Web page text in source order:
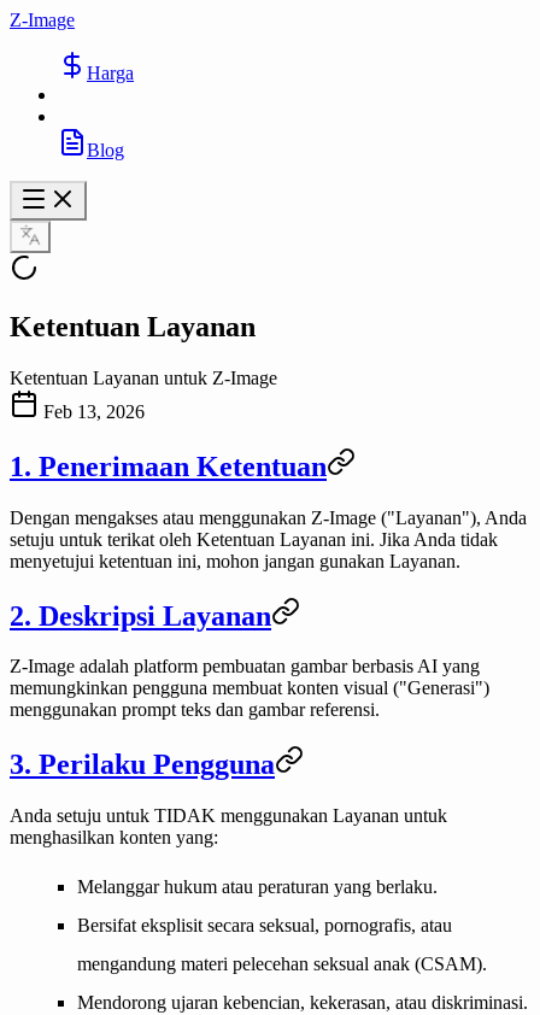
Z-Image
Harga
Blog
Ketentuan Layanan
Ketentuan Layanan untuk Z-Image
Feb 13, 2026
1. Penerimaan Ketentuan
Dengan mengakses atau menggunakan Z-Image ("Layanan"), Anda
setuju untuk terikat oleh Ketentuan Layanan ini. Jika Anda tidak
menyetujui ketentuan ini, mohon jangan gunakan Layanan.
2. Deskripsi Layanan
Z-Image adalah platform pembuatan gambar berbasis AI yang
memungkinkan pengguna membuat konten visual ("Generasi")
menggunakan prompt teks dan gambar referensi.
3. Perilaku Pengguna
Anda setuju untuk TIDAK menggunakan Layanan untuk
menghasilkan konten yang:
Melanggar hukum atau peraturan yang berlaku.
Bersifat eksplisit secara seksual, pornografis, atau
mengandung materi pelecehan seksual anak (CSAM).
Mendorong ujaran kebencian, kekerasan, atau diskriminasi.